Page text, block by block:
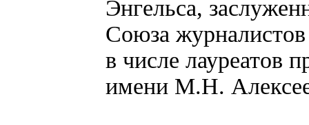
Энгельса,
Союза
в числе лауреатов
имени М.Н.